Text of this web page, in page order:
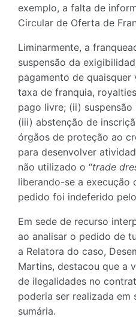
exemplo, a falta de
Circular de Oferta de
Liminarmente, a
suspensão da
pagamento de
taxa de franquia,
pago livre; (ii)
(iii) abstenção de
órgãos de proteção ao
para desenvolver
não utilizado o “trade
liberando-se a execução
pedido foi indeferido
Em sede de recurso
ao analisar o pedido de
a Relatora do caso,
Martins, destacou que a
de ilegalidades no
poderia ser realizada em
sumária.